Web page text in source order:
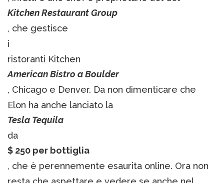
Kitchen Restaurant Group
, che gestisce
i
ristoranti Kitchen
American Bistro a Boulder
, Chicago e Denver. Da non dimenticare che
Elon ha anche lanciato la
Tesla Tequila
da
$ 250 per bottiglia
, che è perennemente esaurita online. Ora non